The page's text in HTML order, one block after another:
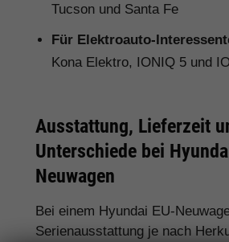
Tucson und Santa Fe
Für Elektroauto-
Kona Elektro, IONIQ 5 und
Ausstattung, Lieferzeit
Unterschiede bei
Neuwagen
Bei einem Hyundai EU-
Serienausstattung je nach